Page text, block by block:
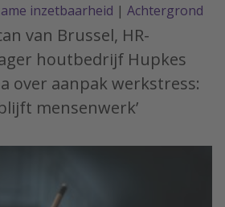
inzetbaarheid | Achtergrond
van Brussel, HR-
houtbedrijf Hupkes
over aanpak werkstress:
mensenwerk’